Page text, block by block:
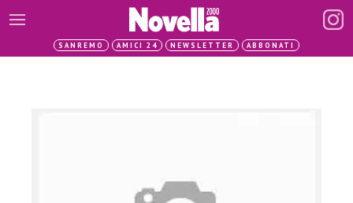
SANREMO AMICI 24 NEWSLETTER ABBONATI